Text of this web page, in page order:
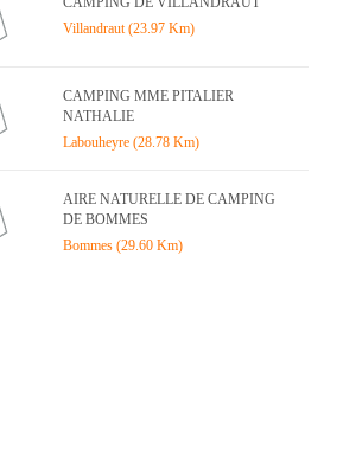
Villandraut (23.97 Km)
CAMPING MME PITALIER
NATHALIE
Labouheyre (28.78 Km)
AIRE NATURELLE DE CAMPING
DE BOMMES
Bommes (29.60 Km)